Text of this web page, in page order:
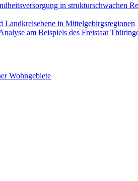
in strukturschwachen
in Mittelgebirgsregionen
am Beispiels des Freistaat
Wohngebiete